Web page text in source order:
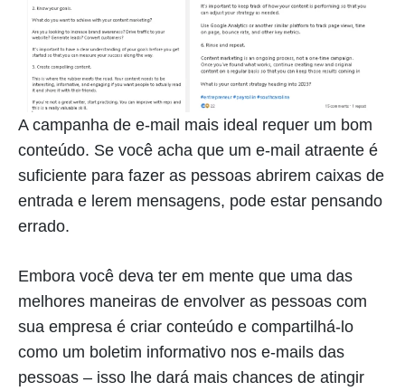
A campanha de e-mail mais ideal requer um bom
conteúdo. Se você acha que um e-mail atraente é
suficiente para fazer as pessoas abrirem caixas de
entrada e lerem mensagens, pode estar pensando
errado.
Embora você deva ter em mente que uma das
melhores maneiras de envolver as pessoas com
sua empresa é criar conteúdo e compartilhá-lo
como um boletim informativo nos e-mails das
pessoas – isso lhe dará mais chances de atingir